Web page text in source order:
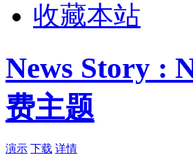
收藏本站
News Story :
费主题
演示 下载 详情